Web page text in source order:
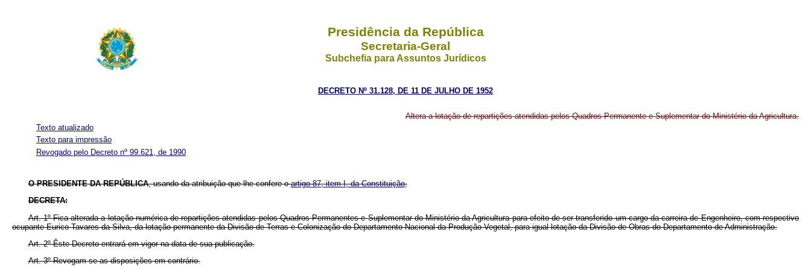
Presidência da República
Secretaria-Geral
Subchefia para Assuntos Jurídicos
DECRETO Nº 31.128, DE 11 DE JULHO DE 1952
Altera a lotação de repartições atendidas pelos Quadros Permanente e Suplementar do Ministério da Agricultura.
Texto atualizado
Texto para impressão
Revogado pelo Decreto nº 99.621, de 1990
O PRESIDENTE DA REPÚBLICA, usando da atribuição que lhe confere oartigo 87, item I, da Constituição,
DECRETA:
Art. 1º Fica alterada a lotação numérica de repartições atendidas pelos Quadros Permanentes e Suplementar do Ministério da Agricultura para efeito de ser transferido um cargo da carreira de Engenheiro, com respectivo
ocupante Eurico Tavares da Silva, da lotação permanente da Divisão de Terras e Colonização do Departamento Nacional da Produção Vegetal, para igual lotação da Divisão de Obras do Departamento de Administração.
Art. 2º Êste Decreto entrará em vigor na data de sua publicação.
Art. 3º Revogam-se as disposições em contrário.